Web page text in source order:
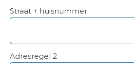
Straat + huisnummer
Adresregel 2